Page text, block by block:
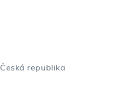
republika